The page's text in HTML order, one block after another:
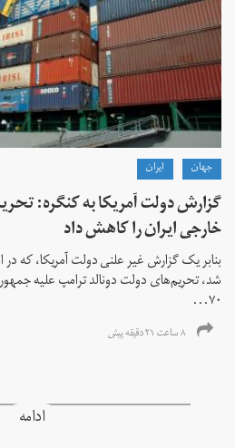
جهان ايران
خارجی ایران را کاهش داد
بنابر یک گزارش غیر علنی دولت آمریکا، که در
۷۰...
۸ ساعت ۲۱ دقیقه پیش
ادامه